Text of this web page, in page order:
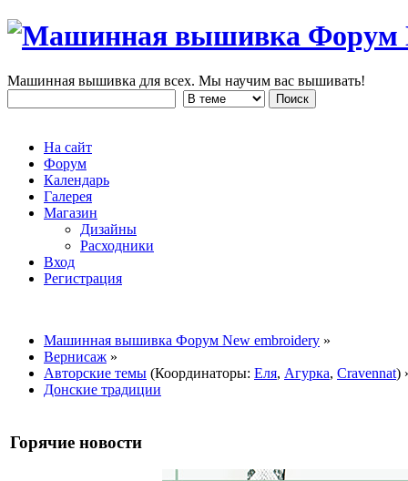
Машинная вышивка для всех. Мы научим вас вышивать!
На сайт
Форум
Календарь
Галерея
Магазин
Дизайны
Расходники
Вход
Регистрация
Машинная вышивка Форум New embroidery »
Вернисаж »
Авторские темы (Координаторы: Еля, Агурка, Cravennat)
Донские традиции
Горячие новости